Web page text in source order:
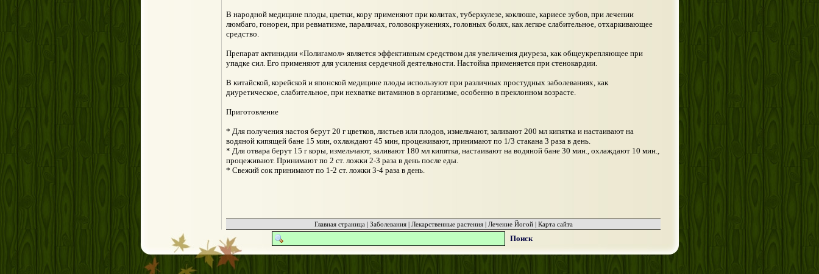
В народной медицине плоды, цветки, кору применяют при колитах, туберкулезе, коклюше, кариесе зубов, при лечении
люмбаго, гонореи, при ревматизме, параличах, головокружениях, головных болях, как легкое слабительное, отхаркивающее
средство.
Препарат актинидии «Полигамол» является эффективным средством для увеличения диуреза, как общеукрепляющее при
упадке сил. Его применяют для усиления сердечной деятельности. Настойка применяется при стенокардии.
В китайской, корейской и японской медицине плоды используют при различных простудных заболеваниях, как
диуретическое, слабительное, при нехватке витаминов в организме, особенно в преклонном возрасте.
Приготовление
* Для получения настоя берут 20 г цветков, листьев или плодов, измельчают, заливают 200 мл кипятка и настаивают на
водяной кипящей бане 15 мин, охлаждают 45 мин, процеживают, принимают по 1/3 стакана 3 раза в день.
* Для отвара берут 15 г коры, измельчают, заливают 180 мл кипятка, настаивают на водяной бане 30 мин., охлаждают 10 мин.,
процеживают. Принимают по 2 ст. ложки 2-3 раза в день после еды.
* Свежий сок принимают по 1-2 ст. ложки 3-4 раза в день.
Главная страница| Заболевания| Лекарственные растения| Лечение Йогой| Карта сайта
Поиск